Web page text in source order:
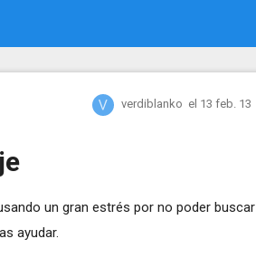
verdiblanko el 13 feb. 13
un gran estrés por no poder buscar
ayudar.